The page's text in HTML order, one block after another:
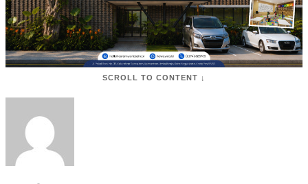
SCROLL TO CONTENT ↓